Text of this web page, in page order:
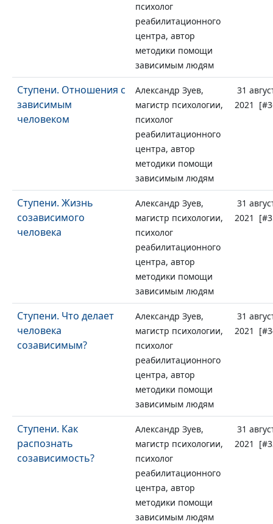
психолог
реабилитационного
центра, автор
методики помощи
зависимым людям
Ступени. Отношения с
зависимым
человеком
Александр Зуев,
магистр психологии,
психолог
реабилитационного
центра, автор
методики помощи
зависимым людям
31
2021
Ступени. Жизнь
созависимого
человека
Александр Зуев,
магистр психологии,
психолог
реабилитационного
центра, автор
методики помощи
зависимым людям
31
2021
Ступени. Что делает
человека
созависимым?
Александр Зуев,
магистр психологии,
психолог
реабилитационного
центра, автор
методики помощи
зависимым людям
31
2021
Ступени. Как
распознать
созависимость?
Александр Зуев,
магистр психологии,
психолог
реабилитационного
центра, автор
методики помощи
зависимым людям
31
2021